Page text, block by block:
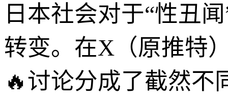
日本社会对于“性丑
转变。在X（原推特
🔥讨论分成了截然不